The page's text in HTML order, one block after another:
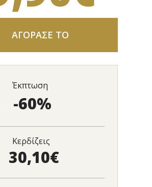
ΑΓΟΡΑΣΕ ΤΟ
Έκπτωση
-60%
Κερδίζεις
30,10€